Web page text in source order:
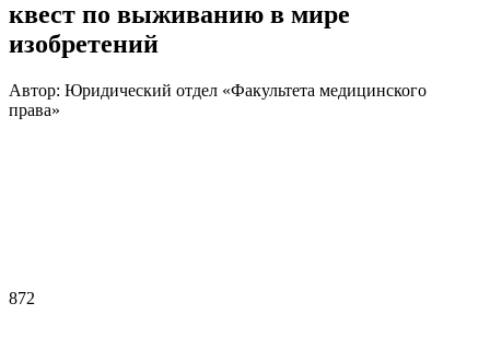
квест по выживанию в мире
изобретений
Автор: Юридический отдел «Факультета медицинского
права»
872